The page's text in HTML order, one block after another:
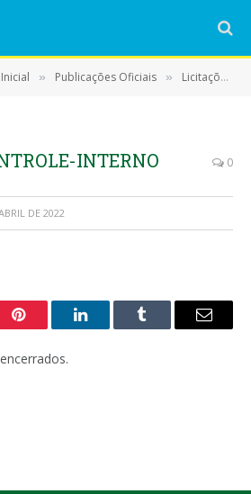
» Publicações Oficiais » Licitações
INTERNO 0
DE 2022
Pinterest LinkedInTumblr
E-